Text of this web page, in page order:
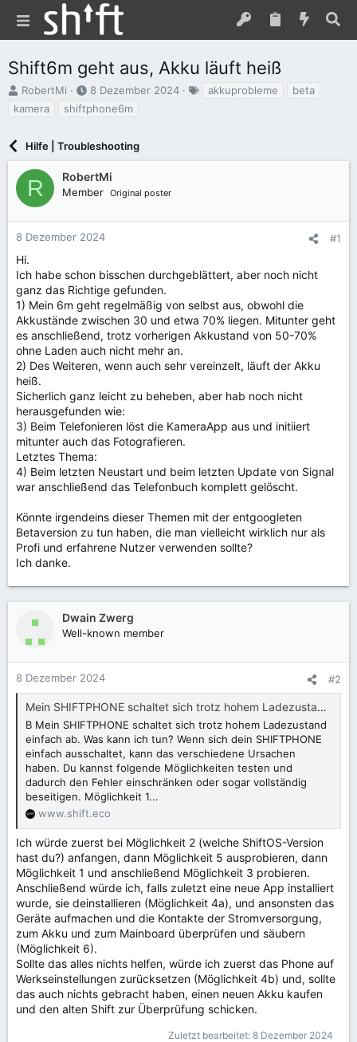
Shift6m geht aus, Akku läuft heiß
E
e
l
l
r
RobertMi
E
e
l
l
t
8 Dezember 2024
g
akkuprobleme
beta
kamera
shiftphone6m
Hilfe | Troubleshooting
R RobertMi
Member Original poster
8 Dezember 2024 #1
Hi.
Ich habe schon bisschen durchgeblättert, aber noch nicht
ganz das Richtige gefunden.
1) Mein 6m geht regelmäßig von selbst aus, obwohl die
Akkustände zwischen 30 und etwa 70% liegen. Mitunter geht
es anschließend, trotz vorherigen Akkustand von 50-70%
ohne Laden auch nicht mehr an.
2) Des Weiteren, wenn auch sehr vereinzelt, läuft der Akku
heiß.
Sicherlich ganz leicht zu beheben, aber hab noch nicht
herausgefunden wie:
3) Beim Telefonieren löst die KameraApp aus und initiiert
mitunter auch das Fotografieren.
Letztes Thema:
4) Beim letzten Neustart und beim letzten Update von Signal
war anschließend das Telefonbuch komplett gelöscht.
Könnte irgendeins dieser Themen mit der entgoogleten
Betaversion zu tun haben, die man vielleicht wirklich nur als
Profi und erfahrene Nutzer verwenden sollte?
Ich danke.
Dwain Zwerg
Well-known member
8 Dezember 2024 #2
Mein SHIFTPHONE schaltet sich trotz hohem Ladezustand einfach ab. Was kann ich tun? - SHIFT -
B Mein SHIFTPHONE schaltet sich trotz hohem Ladezustand
einfach ab. Was kann ich tun? Wenn sich dein SHIFTPHONE
einfach ausschaltet, kann das verschiedene Ursachen
haben. Du kannst folgende Möglichkeiten testen und
dadurch den Fehler einschränken oder sogar vollständig
beseitigen. Möglichkeit 1...
www.shift.eco
Ich würde zuerst bei Möglichkeit 2 (welche ShiftOS-Version
hast du?) anfangen, dann Möglichkeit 5 ausprobieren, dann
Möglichkeit 1 und anschließend Möglichkeit 3 probieren.
Anschließend würde ich, falls zuletzt eine neue App installiert
wurde, sie deinstallieren (Möglichkeit 4a), und ansonsten das
Geräte aufmachen und die Kontakte der Stromversorgung,
zum Akku und zum Mainboard überprüfen und säubern
(Möglichkeit 6).
Sollte das alles nichts helfen, würde ich zuerst das Phone auf
Werkseinstellungen zurücksetzen (Möglichkeit 4b) und, sollte
das auch nichts gebracht haben, einen neuen Akku kaufen
und den alten Shift zur Überprüfung schicken.
Zuletzt bearbeitet: 8 Dezember 2024